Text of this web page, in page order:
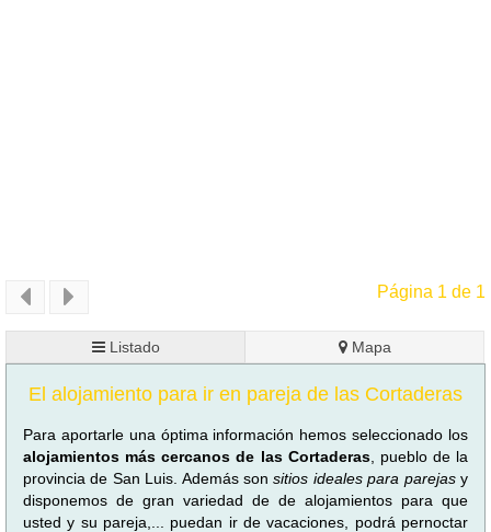
Página 1 de 1
Listado Mapa
El alojamiento para ir en pareja de las Cortaderas
Para aportarle una óptima información hemos seleccionado los
alojamientos más cercanos de las Cortaderas, pueblo de la
provincia de San Luis. Además sonsitios ideales para parejasy
disponemos de gran variedad de de alojamientos para que
usted y su pareja,... puedan ir de vacaciones, podrá pernoctar